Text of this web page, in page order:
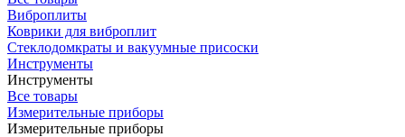
Виброплиты
Коврики для виброплит
Стеклодомкраты и вакуумные присоски
Инструменты
Инструменты
Все товары
Измерительные приборы
Измерительные приборы